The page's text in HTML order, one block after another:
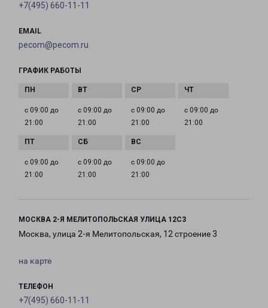
+7(495) 660-11-11
EMAIL
pecom@pecom.ru
ГРАФИК РАБОТЫ
с 09:00 до
21:00
с 09:00 до
21:00
с 09:00 до
21:00
с 09:00 до
21:00
с 09:00 до
21:00
с 09:00 до
21:00
с 09:00 до
21:00
МОСКВА 2-Я МЕЛИТОПОЛЬСКАЯ УЛИЦА 12С3
Москва, улица 2-я Мелитопольская, 12 строение 3
на карте
ТЕЛЕФОН
+7(495) 660-11-11